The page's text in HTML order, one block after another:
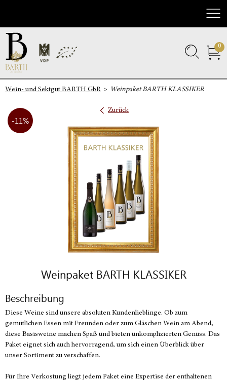
0
Wein- und Sektgut BARTH GbR Weinpaket BARTH KLASSIKER
-11%
Zurück
Weinpaket BARTH KLASSIKER
Beschreibung
Diese Weine sind unsere absoluten Kundenlieblinge. Ob zum
gemütlichen Essen mit Freunden oder zum Gläschen Wein am Abend,
diese Basisweine machen Spaß und bieten unkomplizierten Genuss. Das
Paket eignet sich auch hervorragend, um sich einen Überblick über
unser Sortiment zu verschaffen.
Für Ihre Verkostung liegt jedem Paket eine Expertise der enthaltenen